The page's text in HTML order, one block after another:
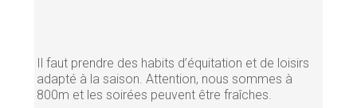
Il faut prendre des habits d’équitation et de loisirs
adapté à la saison. Attention, nous sommes à
800m et les soirées peuvent être fraîches.